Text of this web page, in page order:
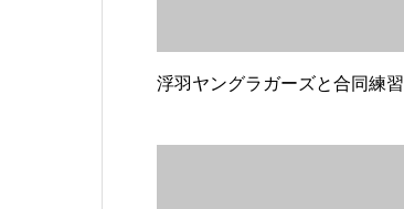
浮羽ヤングラガーズと合同練習